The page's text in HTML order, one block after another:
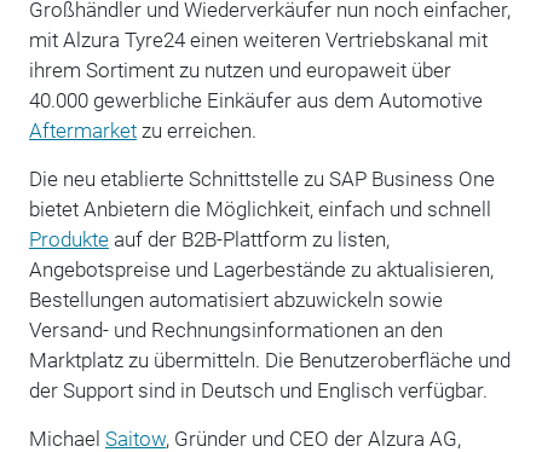
Großhändler und Wiederverkäufer nun noch einfacher,
mit Alzura Tyre24 einen weiteren Vertriebskanal mit
ihrem Sortiment zu nutzen und europaweit über
40.000 gewerbliche Einkäufer aus dem Automotive
Aftermarketzu erreichen.
Die neu etablierte Schnittstelle zu SAP Business One
bietet Anbietern die Möglichkeit, einfach und schnell
Produkteauf der B2B-Plattform zu listen,
Angebotspreise und Lagerbestände zu aktualisieren,
Bestellungen automatisiert abzuwickeln sowie
Versand- und Rechnungsinformationen an den
Marktplatz zu übermitteln. Die Benutzeroberfläche und
der Support sind in Deutsch und Englisch verfügbar.
Michael Saitow, Gründer und CEO der Alzura AG,